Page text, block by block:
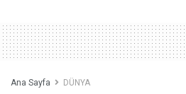
Ana Sayfa DÜNYA